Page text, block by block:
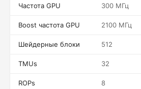
Частота GPU 300 МГц
Boost частота GPU 2100 МГц
Шейдерные блоки 512
TMUs 32
ROPs 8